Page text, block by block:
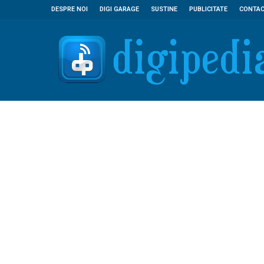
DESPRE NOI DIGI GARAGE SUSTINE PUBLICITATE